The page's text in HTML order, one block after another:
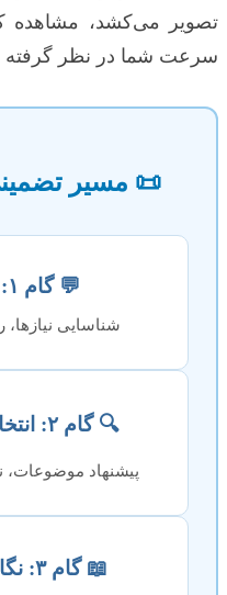
تصویر می‌کشد، مشاهده
سرعت شما در نظر
📜 مسیر
💬 گام ۱: مشاوره اولیه
شناسایی نیازها،
🔍 گام ۲: انتخاب و تایید پروپوزال
پیشنهاد موضوعات،
📖 گام ۳: نگارش فصل‌به‌فصل